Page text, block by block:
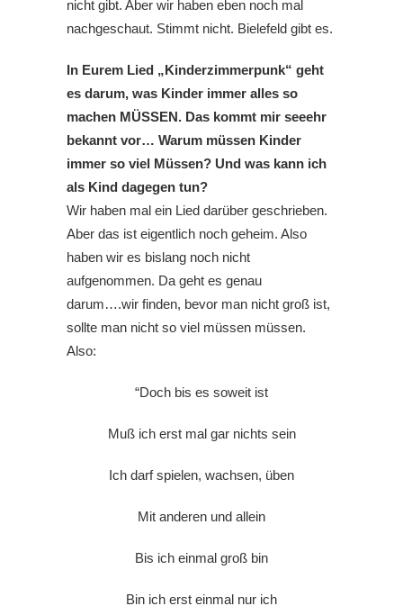
nicht gibt. Aber wir haben eben noch mal
nachgeschaut. Stimmt nicht. Bielefeld gibt es.
In Eurem Lied „Kinderzimmerpunk“ geht
es darum, was Kinder immer alles so
machen MÜSSEN. Das kommt mir seeehr
bekannt vor… Warum müssen Kinder
immer so viel Müssen? Und was kann ich
als Kind dagegen tun?
Wir haben mal ein Lied darüber geschrieben.
Aber das ist eigentlich noch geheim. Also
haben wir es bislang noch nicht
aufgenommen. Da geht es genau
darum….wir finden, bevor man nicht groß ist,
sollte man nicht so viel müssen müssen.
Also:
“Doch bis es soweit ist
Muß ich erst mal gar nichts sein
Ich darf spielen, wachsen, üben
Mit anderen und allein
Bis ich einmal groß bin
Bin ich erst einmal nur ich